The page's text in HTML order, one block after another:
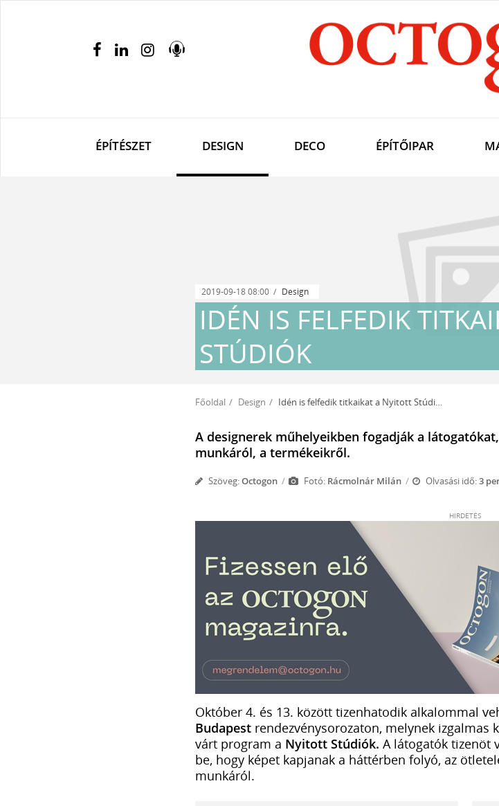
ÉPÍTÉSZET DESIGN DECO ÉPÍTŐIPAR
2019-09-18 08:00 Design
IDÉN IS FELFEDIK
STÚDIÓK
Főoldal Design Idén is felfedik titkaikat a Nyitott Stúdiók
A designerek műhelyeikben fogadják a
munkáról, a termékeikről.
Szöveg:Octogon Fotó: Rácmolnár Milán Olvasási idő:3
HIRDETÉS
Október 4. és 13. között tizenhatodik alkalommal
Budapest rendezvénysorozaton, melynek izgalmas
várt program a Nyitott Stúdiók. A látogatók tizenöt
be, hogy képet kapjanak a háttérben folyó, az
munkáról.